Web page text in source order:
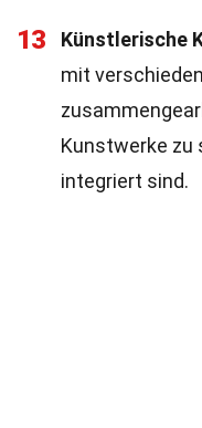
13 Künstlerische
mit
Kunstwerke zu
integriert sind.